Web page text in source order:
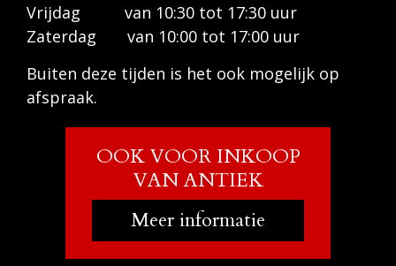
Vrijdag van 10:30 tot 17:30 uur
Zaterdag van 10:00 tot 17:00 uur
Buiten deze tijden is het ook mogelijk op
afspraak.
OOK VOOR INKOOP
VAN ANTIEK
Meer informatie